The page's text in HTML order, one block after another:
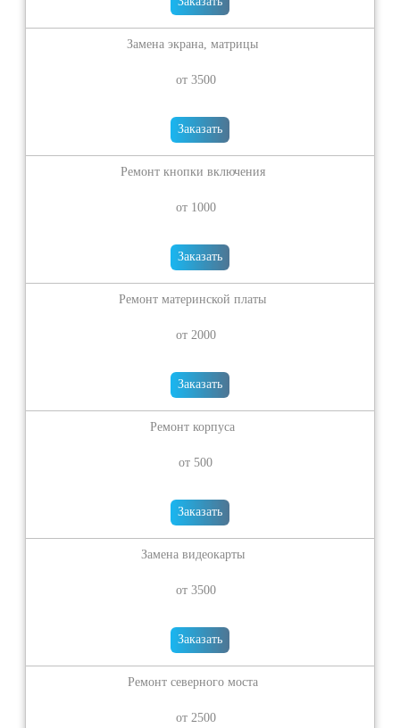
Замена экрана, матрицы
от 3500
Заказать
Ремонт кнопки включения
от 1000
Заказать
Ремонт материнской платы
от 2000
Заказать
Ремонт корпуса
от 500
Заказать
Замена видеокарты
от 3500
Заказать
Ремонт северного моста
от 2500